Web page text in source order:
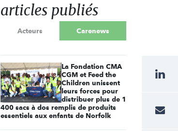
articles publiés
Acteurs Carenews
La Fondation CMA
CGM et Feed the
Children unissent
leurs forces pour
distribuer plus de 1
400 sacs à dos remplis de produits
essentiels aux enfants de Norfolk